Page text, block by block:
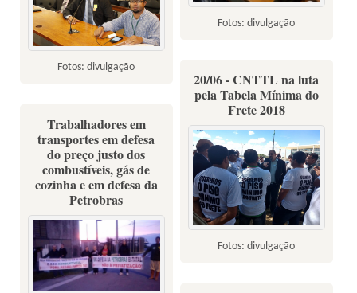
Fotos: divulgação
Fotos: divulgação
20/06 - CNTTL na luta
pela Tabela Mínima do
Frete 2018
Fotos: divulgação
Trabalhadores em
transportes em defesa
do preço justo dos
combustíveis, gás de
cozinha e em defesa da
Petrobras